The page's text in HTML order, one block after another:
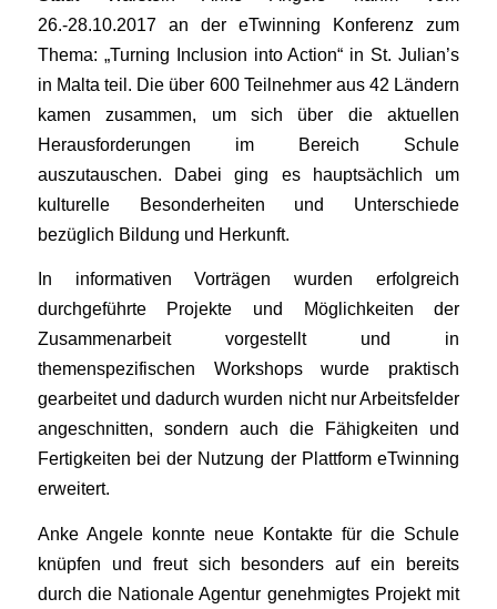
26.-28.10.2017 an der eTwinning Konferenz zum
Thema: „Turning Inclusion into Action“ in St. Julian’s
in Malta teil. Die über 600 Teilnehmer aus 42 Ländern
kamen zusammen, um sich über die aktuellen
Herausforderungen im Bereich Schule
auszutauschen. Dabei ging es hauptsächlich um
kulturelle Besonderheiten und Unterschiede
bezüglich Bildung und Herkunft.
In informativen Vorträgen wurden erfolgreich
durchgeführte Projekte und Möglichkeiten der
Zusammenarbeit vorgestellt und in
themenspezifischen Workshops wurde praktisch
gearbeitet und dadurch wurden nicht nur Arbeitsfelder
angeschnitten, sondern auch die Fähigkeiten und
Fertigkeiten bei der Nutzung der Plattform eTwinning
erweitert.
Anke Angele konnte neue Kontakte für die Schule
knüpfen und freut sich besonders auf ein bereits
durch die Nationale Agentur genehmigtes Projekt mit